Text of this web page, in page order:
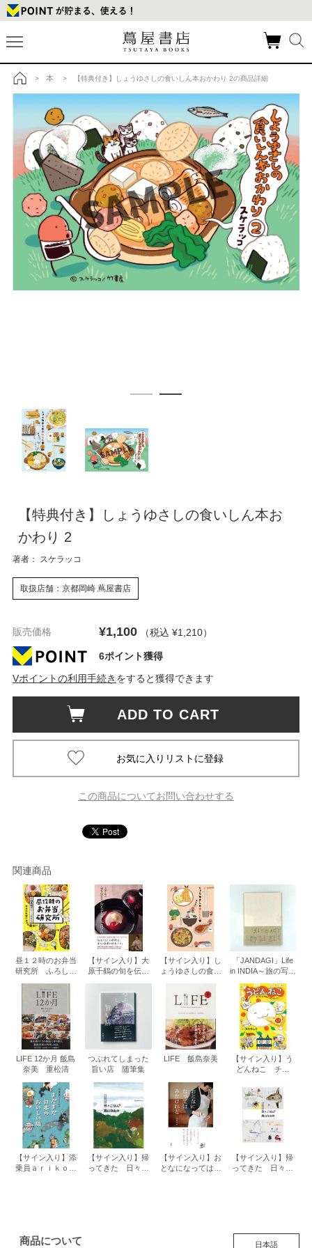
トップ
> 本 > 【特典付き】しょうゆさしの食いしん本おかわり 2の商品詳細
【特典付き】しょうゆさしの食いしん本お
かわり 2
著者： スケラッコ
取扱店舗：京都岡崎 蔦屋書店
販売価格 ¥1,100 （税込 ¥1,210）
6ポイント獲得
Vポイントの利用手続き をすると獲得できます
ADD TO CART
この商品についてお問い合わせする
関連商品
昼１２時のお弁当
研究所 ふろしき
【サイン入り】大
原千鶴の旬を伝え
ん
【サイン入り】し
ょうゆさしの食い
１ スケラッコ
「JANDAGI」Life
in INDIA～旅の写真
トリエ～ 疋田千
里
LIFE 12か月 飯島
奈美 重松清
つぶれてしまった
旨い店 随筆集
LIFE 飯島奈美
【サイン入り】う
どんねこ チー
いチーズ！ スケ
ラッコ
【サイン入り】添
乗員ａｒｉｋｏ
【サイン入り】帰
ってきた 日々ご
【サイン入り】お
となになってはみ
【サイン入り】帰
ってきた 日々ご
商品について 日本語